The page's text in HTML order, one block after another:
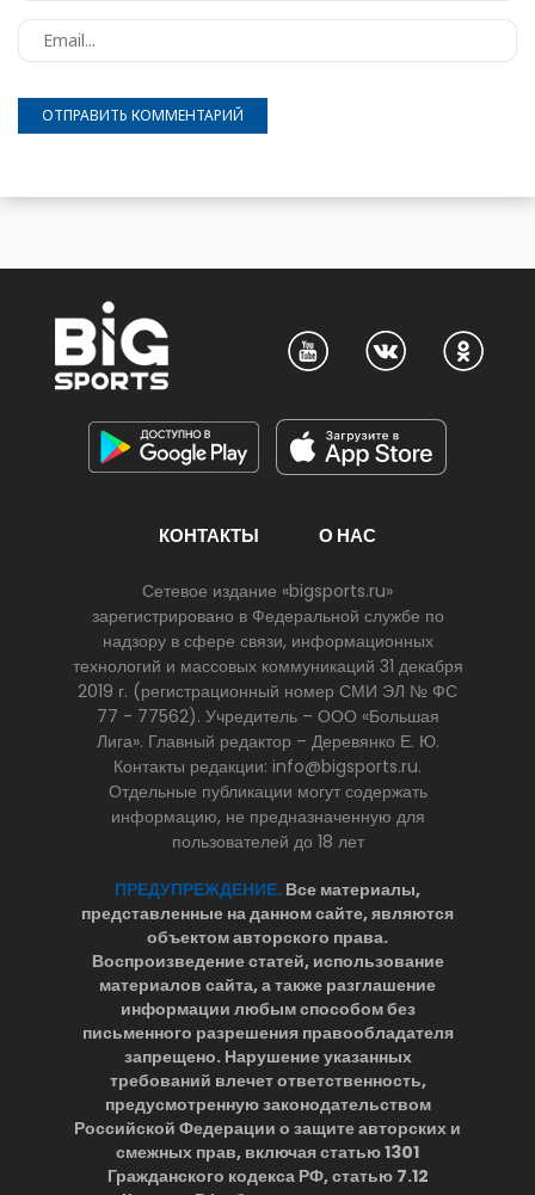
КОНТАКТЫ О НАС
Сетевое издание «bigsports.ru»
зарегистрировано в Федеральной службе по
надзору в сфере связи, информационных
технологий и массовых коммуникаций 31 декабря
2019 г. (регистрационный номер СМИ ЭЛ № ФС
77 - 77562). Учредитель – ООО «Большая
Лига». Главный редактор – Деревянко Е. Ю.
Контакты редакции: info@bigsports.ru.
Отдельные публикации могут содержать
информацию, не предназначенную для
пользователей до 18 лет
ПРЕДУПРЕЖДЕНИЕ. Все материалы,
представленные на данном сайте, являются
объектом авторского права.
Воспроизведение статей, использование
материалов сайта, а также разглашение
информации любым способом без
письменного разрешения правообладателя
запрещено. Нарушение указанных
требований влечет ответственность,
предусмотренную законодательством
Российской Федерации о защите авторских и
смежных прав, включая статью 1301
Гражданского кодекса РФ, статью 7.12